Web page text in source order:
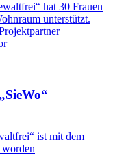
hat 30 Frauen
unterstützt.
ist mit dem